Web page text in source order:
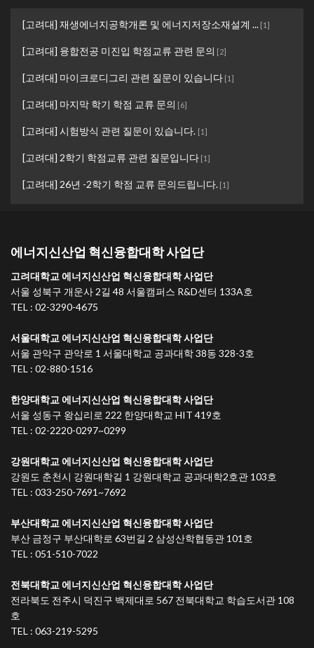
[고려대] 재생에너지공학개론 및 에너지저장소재설계 ... [1]
[고려대] 융합전공 미진입 학점교류 관련 문의 [2]
[고려대] 마이크로디그리 관련 질문이 있습니다 [1]
[고려대] 마지막 학기 학점 교류 문의 [6]
[고려대] 시험방식 관련 질문이 있습니다. [1]
[고려대] 2학기 학점교류 관련 질문입니다 [1]
[고려대] 26년 -2학기 학점 교류 문의드립니다. [1]
에너지신산업 혁신융합대학 사업단
고려대학교 에너지신산업 혁신융합대학 사업단
서울 성북구 개운사 2길 48 서울캠퍼스 R&D센터 133A호
TEL : 02-3290-4675
서울대학교 에너지신산업 혁신융합대학 사업단
서울 관악구 관악로 1 서울대학교 공과대학 38동 328-3호
TEL : 02-880-1516
한양대학교 에너지신산업 혁신융합대학 사업단
서울 성동구 왕십리로 222 한양대학교 HIT 419호
TEL : 02-2220-0297~0299
강원대학교 에너지신산업 혁신융합대학 사업단
강원도 춘천시 강원대학길 1 강원대학교 공과대학2호관 103호
TEL : 033-250-7691~7692
부산대학교 에너지신산업 혁신융합대학 사업단
부산 금정구 부산대학로 63번길 2 삼성산학협동관 101호
TEL : 051-510-7022
전북대학교 에너지신산업 혁신융합대학 사업단
전라북도 전주시 덕진구 백제대로 567 전북대학교 학습도서관 108
호
TEL : 063-219-5295